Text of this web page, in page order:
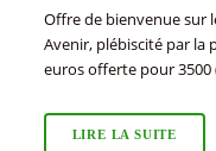
Offre de bienvenue sur
Avenir, plébiscité par la
euros offerte pour 3500
LIRE LA SUITE